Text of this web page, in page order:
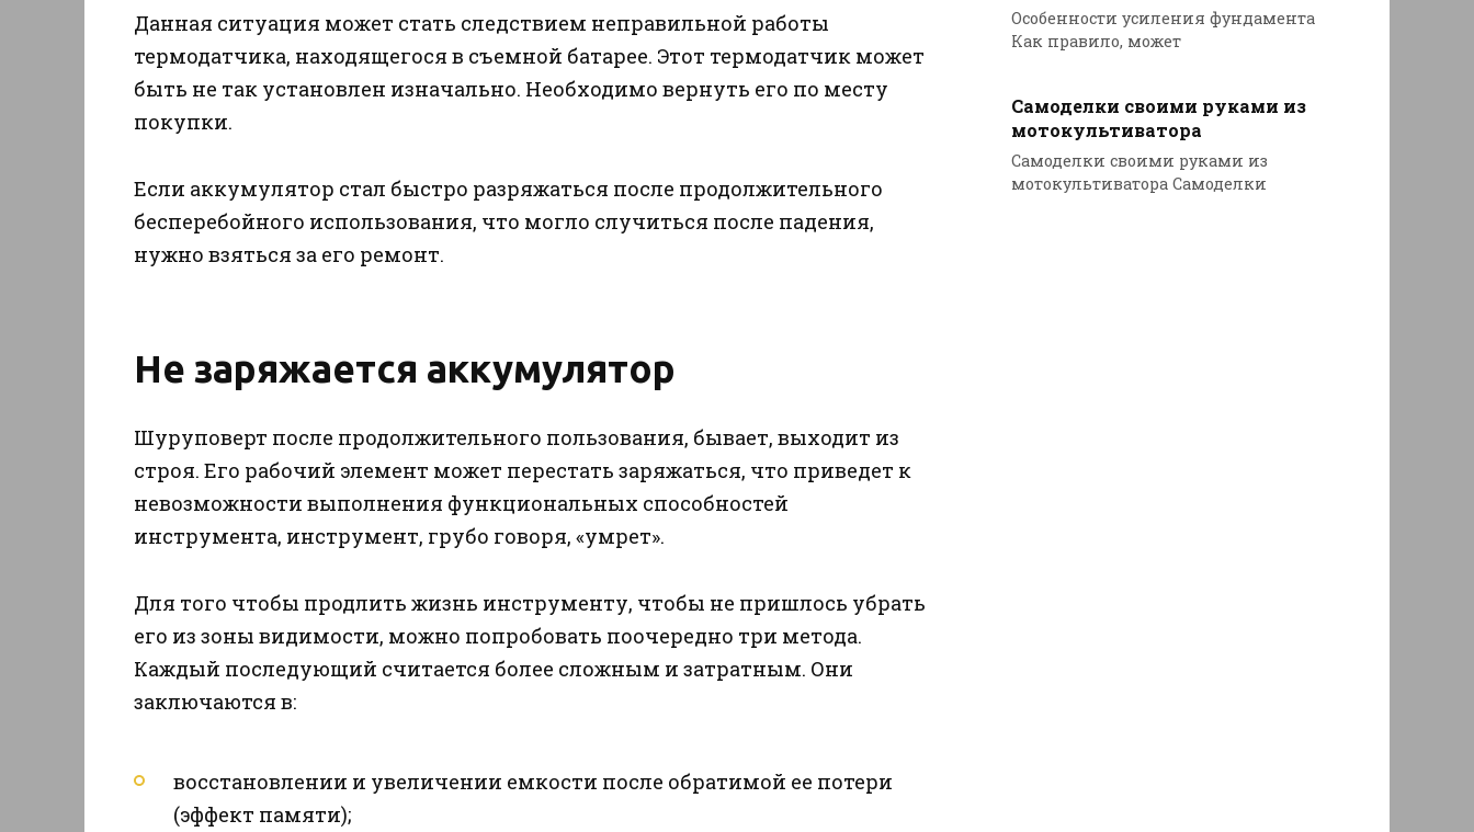
Данная ситуация может стать следствием неправильной работы
термодатчика, находящегося в съемной батарее. Этот термодатчик может
быть не так установлен изначально. Необходимо вернуть его по месту
покупки.
Если аккумулятор стал быстро разряжаться после продолжительного
бесперебойного использования, что могло случиться после падения,
нужно взяться за его ремонт.
Не заряжается аккумулятор
Шуруповерт после продолжительного пользования, бывает, выходит из
строя. Его рабочий элемент может перестать заряжаться, что приведет к
невозможности выполнения функциональных способностей
инструмента, инструмент, грубо говоря, «умрет».
Для того чтобы продлить жизнь инструменту, чтобы не пришлось убрать
его из зоны видимости, можно попробовать поочередно три метода.
Каждый последующий считается более сложным и затратным. Они
заключаются в:
восстановлении и увеличении емкости после обратимой ее потери
(эффект памяти);
Особенности усиления фундамента
Как правило, может
Самоделки своими руками из
мотокультиватора
Самоделки своими руками из
мотокультиватора Самоделки